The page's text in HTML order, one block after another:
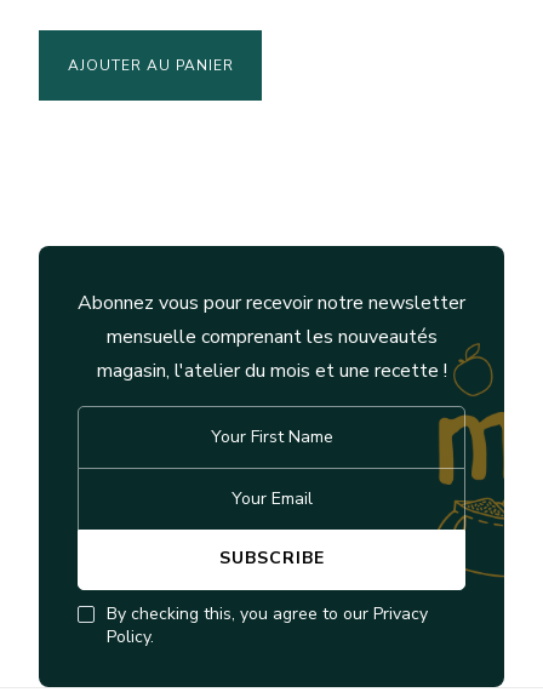
AJOUTER AU PANIER
Abonnez vous pour recevoir notre newsletter
mensuelle comprenant les nouveautés
magasin, l'atelier du mois et une recette !
By checking this, you agree to our Privacy
Policy.